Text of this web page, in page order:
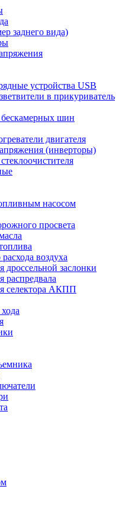
заднего вида)
устройства USB
в прикуриватель
шин
двигателя
(инверторы)
насосом
просвета
воздуха
заслонки
распредвала
селектора АКПП